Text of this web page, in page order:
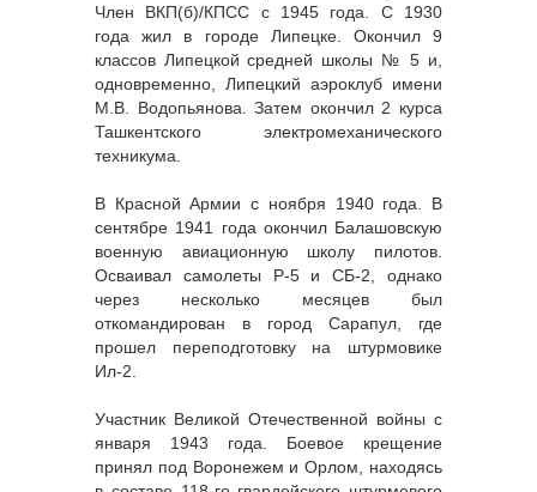
Член ВКП(б)/КПСС с 1945 года. С 1930
года жил в городе Липецке. Окончил 9
классов Липецкой средней школы № 5 и,
одновременно, Липецкий аэроклуб имени
М.В. Водопьянова. Затем окончил 2 курса
Ташкентского электромеханического
техникума.
В Красной Армии с ноября 1940 года. В
сентябре 1941 года окончил Балашовскую
военную авиационную школу пилотов.
Осваивал самолеты Р-5 и СБ-2, однако
через несколько месяцев был
откомандирован в город Сарапул, где
прошел переподготовку на штурмовике
Ил-2.
Участник Великой Отечественной войны с
января 1943 года. Боевое крещение
принял под Воронежем и Орлом, находясь